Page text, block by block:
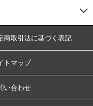
商取引法に基づく表記
トマップ
い合わせ